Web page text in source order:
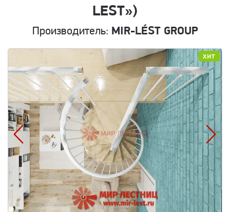
LEST»)
Производитель: MIR-LÉST GROUP
ХИТ